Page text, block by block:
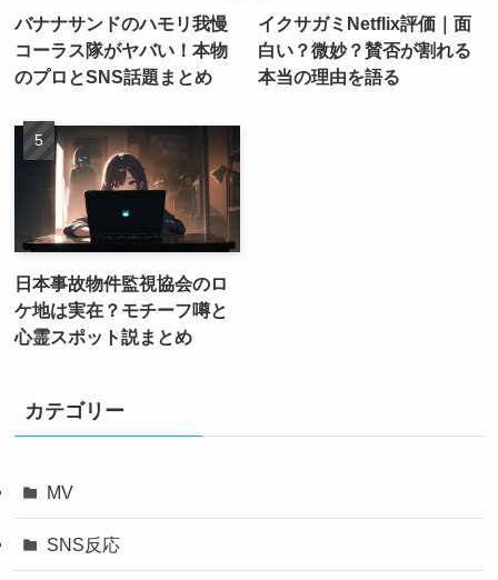
バナナサンドのハモリ我慢
コーラス隊がヤバい！本物
のプロとSNS話題まとめ
イクサガミNetflix評価｜面
白い？微妙？賛否が割れる
本当の理由を語る
日本事故物件監視協会のロ
ケ地は実在？モチーフ噂と
心霊スポット説まとめ
カテゴリー
MV
SNS反応